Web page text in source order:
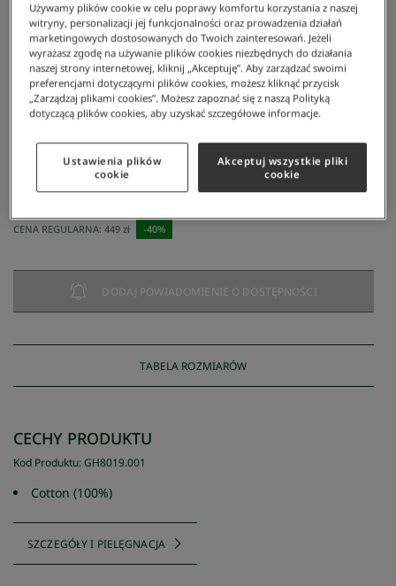
Mężczyzna/Odzież/Szorty I Bermudy Szorty Męskie
Szorty męskie
269 zł
CENA REGULARNA: 449 zł -40%
DODAJ POWIADOMIENIE O DOSTĘPNOŚCI
TABELA ROZMIARÓW
CECHY PRODUKTU
Kod Produktu:GH8019.001
Cotton (100%)
SZCZEGÓŁY I PIELĘGNACJA
Używamy plików cookie w celu poprawy komfortu korzystania z naszej
witryny, personalizacji jej funkcjonalności oraz prowadzenia działań
marketingowych dostosowanych do Twoich zainteresowań. Jeżeli
wyrażasz zgodę na używanie plików cookies niezbędnych do działania
naszej strony internetowej, kliknij „Akceptuję”. Aby zarządzać swoimi
preferencjami dotyczącymi plików cookies, możesz kliknąć przycisk
„Zarządzaj plikami cookies”. Możesz zapoznać się z naszą Polityką
dotyczącą plików cookies, aby uzyskać szczegółowe informacje.
Ustawienia plików
cookie
Akceptuj wszystkie pliki
cookie